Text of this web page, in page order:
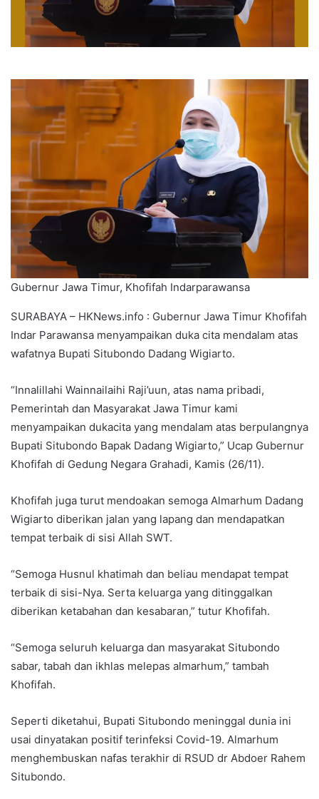
Gubernur Jawa Timur, Khofifah Indarparawansa
SURABAYA – HKNews.info : Gubernur Jawa Timur Khofifah
Indar Parawansa menyampaikan duka cita mendalam atas
wafatnya Bupati Situbondo Dadang Wigiarto.
“Innalillahi Wainnailaihi Raji’uun, atas nama pribadi,
Pemerintah dan Masyarakat Jawa Timur kami
menyampaikan dukacita yang mendalam atas berpulangnya
Bupati Situbondo Bapak Dadang Wigiarto,” Ucap Gubernur
Khofifah di Gedung Negara Grahadi, Kamis (26/11).
Khofifah juga turut mendoakan semoga Almarhum Dadang
Wigiarto diberikan jalan yang lapang dan mendapatkan
tempat terbaik di sisi Allah SWT.
“Semoga Husnul khatimah dan beliau mendapat tempat
terbaik di sisi-Nya. Serta keluarga yang ditinggalkan
diberikan ketabahan dan kesabaran,” tutur Khofifah.
“Semoga seluruh keluarga dan masyarakat Situbondo
sabar, tabah dan ikhlas melepas almarhum,” tambah
Khofifah.
Seperti diketahui, Bupati Situbondo meninggal dunia ini
usai dinyatakan positif terinfeksi Covid-19. Almarhum
menghembuskan nafas terakhir di RSUD dr Abdoer Rahem
Situbondo.